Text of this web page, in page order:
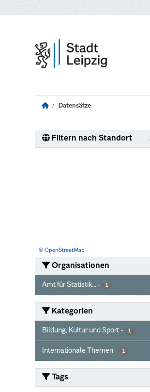
Datensätze
Filtern nach Standort
© OpenStreetMap
Organisationen
Amt für Statistik... - 1
Kategorien
Bildung, Kultur und Sport - 1
Internationale Themen - 1
Tags